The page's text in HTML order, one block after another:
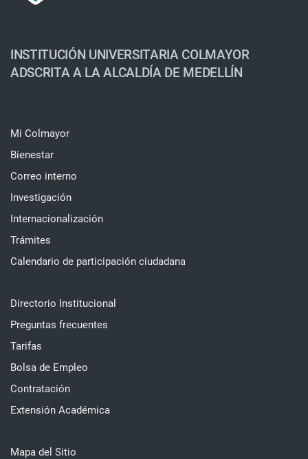
INSTITUCIÓN UNIVERSITARIA COLMAYOR
ADSCRITA A LA ALCALDÍA DE MEDELLÍN
Mi Colmayor
Bienestar
Correo interno
Investigación
Internacionalización
Trámites
Calendario de participación ciudadana
Directorio Institucional
Preguntas frecuentes
Tarifas
Bolsa de Empleo
Contratación
Extensión Académica
Mapa del Sitio